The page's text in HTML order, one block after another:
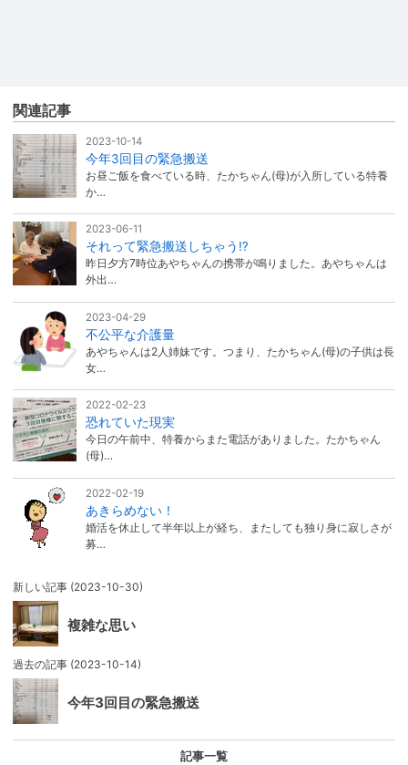
関連記事
2023-10-14
今年3回目の緊急搬送
お昼ご飯を食べている時、たかちゃん(母)が入所している特養
か…
2023-06-11
それって緊急搬送しちゃう⁉︎
昨日夕方7時位あやちゃんの携帯が鳴りました。あやちゃんは
外出…
2023-04-29
不公平な介護量
あやちゃんは2人姉妹です。つまり、たかちゃん(母)の子供は長
女…
2022-02-23
恐れていた現実
今日の午前中、特養からまた電話がありました。たかちゃん
(母)…
2022-02-19
あきらめない！
婚活を休止して半年以上が経ち、またしても独り身に寂しさが
募…
新しい記事 (2023-10-30)
複雑な思い
過去の記事 (2023-10-14)
今年3回目の緊急搬送
記事一覧